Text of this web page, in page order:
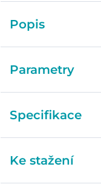
Popis
Parametry
Specifikace
Ke stažení